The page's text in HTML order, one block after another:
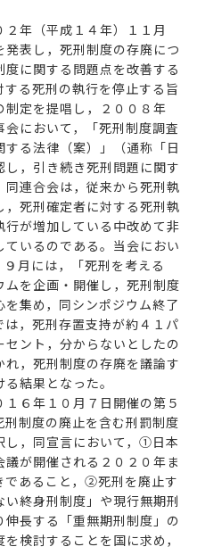
年（平成１４年）１１月
発表し，死刑制度の存廃につ
に関する問題点を改善する
る死刑の執行を停止する旨
定を提唱し，２００８年
会において，「死刑制度調査
る法律（案）」（通称「日
，引き続き死刑問題に関す
連合会は，従来から死刑執
死刑確定者に対する死刑執
が増加している中改めて非
いるのである。当会におい
月には，「死刑を考える
を企画・開催し，死刑制度
集め，同シンポジウム終了
，死刑存置支持が約４１パ
ント，分からないとしたの
，死刑制度の存廃を議論す
結果となった。
６年１０月７日開催の第５
制度の廃止を含む刑罰制度
し，同宣言において，①日本
が開催される２０２０年ま
であること，②死刑を廃止す
終身刑制度」や現行無期刑
長する「重無期刑制度」の
検討することを国に求め，